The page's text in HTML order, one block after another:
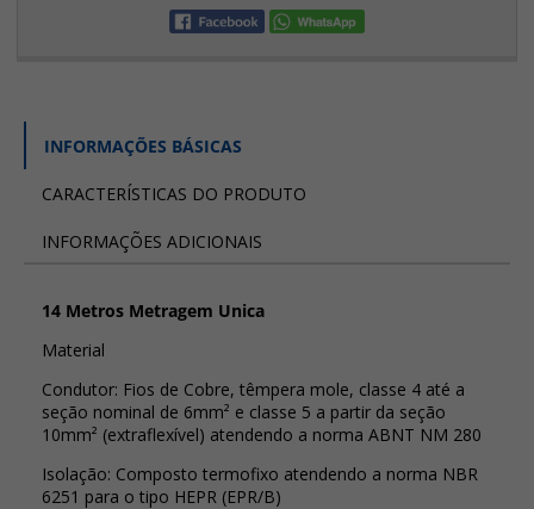
INFORMAÇÕES BÁSICAS
CARACTERÍSTICAS DO PRODUTO
INFORMAÇÕES ADICIONAIS
14 Metros Metragem Unica
Material
Condutor: Fios de Cobre, têmpera mole, classe 4 até a
seção nominal de 6mm² e classe 5 a partir da seção
10mm² (extraflexível) atendendo a norma ABNT NM 280
Isolação: Composto termofixo atendendo a norma NBR
6251 para o tipo HEPR (EPR/B)